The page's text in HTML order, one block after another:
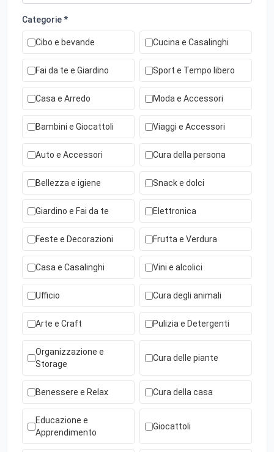
Categorie *
Cibo e bevande Cucina e Casalinghi
Fai da te e Giardino Sport e Tempo libero
Casa e Arredo Moda e Accessori
Bambini e Giocattoli Viaggi e Accessori
Auto e Accessori Cura della persona
Bellezza e igiene Snack e dolci
Giardino e Fai da te Elettronica
Feste e Decorazioni Frutta e Verdura
Casa e Casalinghi Vini e alcolici
Ufficio Cura degli animali
Arte e Craft Pulizia e Detergenti
Organizzazione e
Storage
Cura delle piante
Benessere e Relax Cura della casa
Educazione e
Apprendimento
Giocattoli